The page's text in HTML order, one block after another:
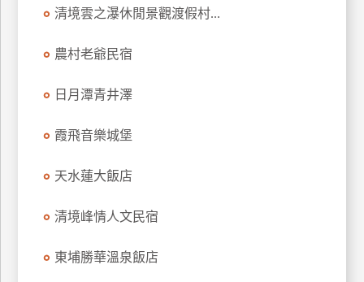
清境雲之瀑休閒景觀渡假村...
農村老爺民宿
日月潭青井澤
霞飛音樂城堡
天水蓮大飯店
清境峰情人文民宿
東埔勝華溫泉飯店